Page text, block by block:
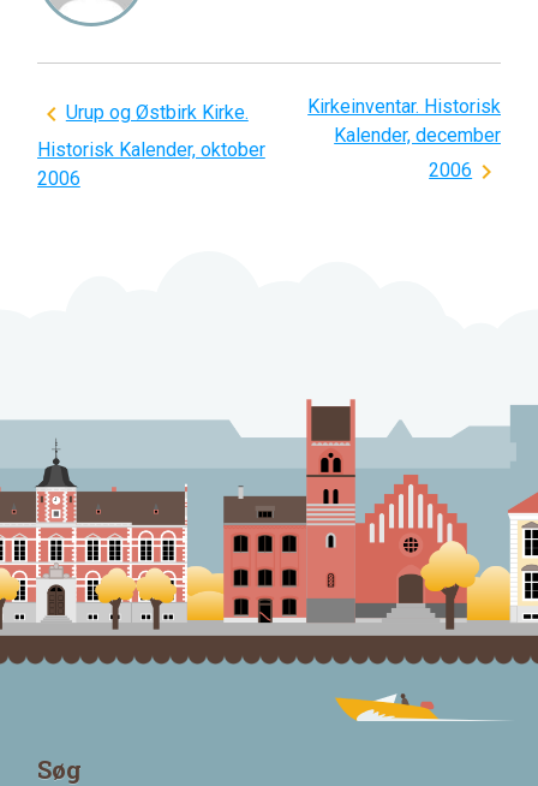
Indlægsnavigation
Urup og Østbirk Kirke.
Historisk Kalender, oktober
2006
Kirkeinventar. Historisk
Kalender, december
2006
Søg